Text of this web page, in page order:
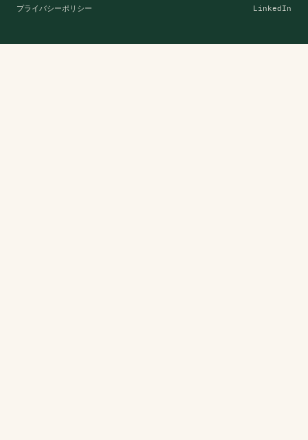
プライバシーポリシー
LinkedIn